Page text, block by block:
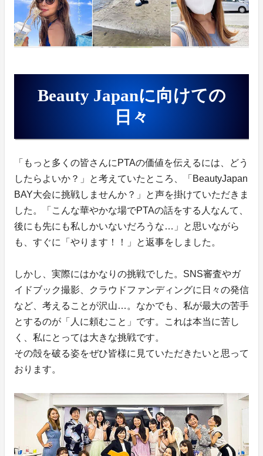
Beauty Japanに向けての
日々
「もっと多くの皆さんにPTAの価値を伝えるには、どう
したらよいか？」と考えていたところ、「BeautyJapan
BAY大会に挑戦しませんか？」と声を掛けていただきま
した。「こんな華やかな場でPTAの話をする人なんて、
後にも先にも私しかいないだろうな…」と思いながら
も、すぐに「やります！！」と返事をしました。
しかし、実際にはかなりの挑戦でした。SNS審査やガ
イドブック撮影、クラウドファンディングに日々の発信
など、考えることが沢山…。なかでも、私が最大の苦手
とするのが「人に頼むこと」です。これは本当に苦し
く、私にとっては大きな挑戦です。
その殻を破る姿をぜひ皆様に見ていただきたいと思って
おります。